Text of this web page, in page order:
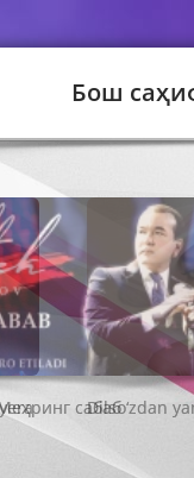
Бош
сабаб